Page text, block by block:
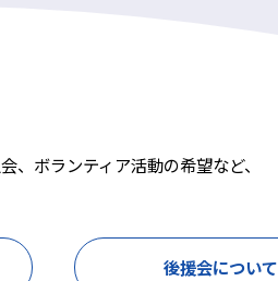
、ボランティア活動の希望など、
後援会について